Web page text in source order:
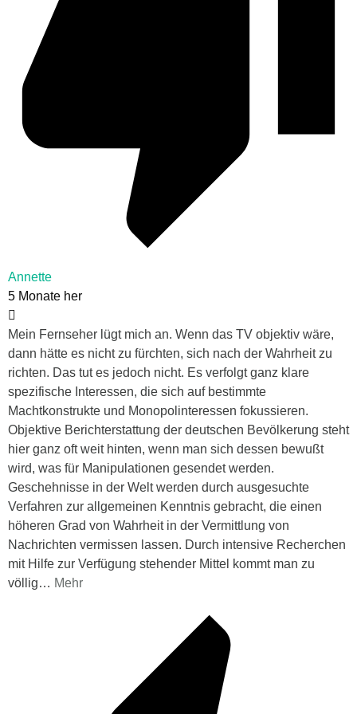
Annette
5 Monate her
Mein Fernseher lügt mich an. Wenn das TV objektiv wäre,
dann hätte es nicht zu fürchten, sich nach der Wahrheit zu
richten. Das tut es jedoch nicht. Es verfolgt ganz klare
spezifische Interessen, die sich auf bestimmte
Machtkonstrukte und Monopolinteressen fokussieren.
Objektive Berichterstattung der deutschen Bevölkerung steht
hier ganz oft weit hinten, wenn man sich dessen bewußt
wird, was für Manipulationen gesendet werden.
Geschehnisse in der Welt werden durch ausgesuchte
Verfahren zur allgemeinen Kenntnis gebracht, die einen
höheren Grad von Wahrheit in der Vermittlung von
Nachrichten vermissen lassen. Durch intensive Recherchen
mit Hilfe zur Verfügung stehender Mittel kommt man zu
völlig… Mehr